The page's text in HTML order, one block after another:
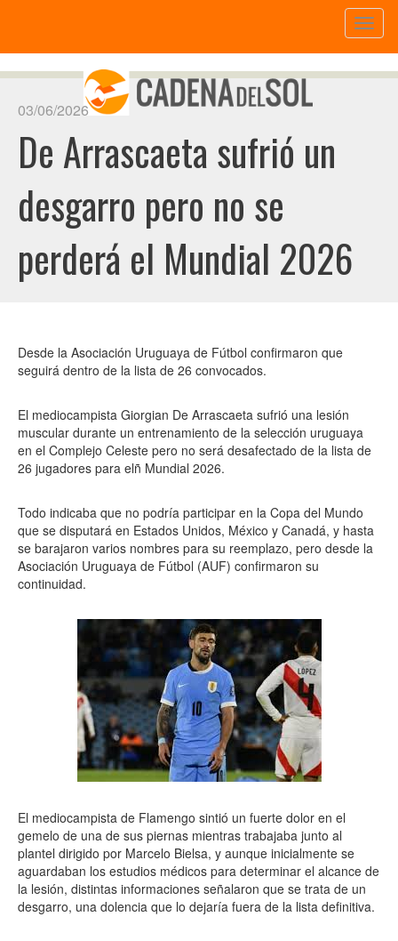
03/06/2026
De Arrascaeta sufrió un
desgarro pero no se
perderá el Mundial 2026
Desde la Asociación Uruguaya de Fútbol confirmaron que
seguirá dentro de la lista de 26 convocados.
El mediocampista Giorgian De Arrascaeta sufrió una lesión
muscular durante un entrenamiento de la selección uruguaya
en el Complejo Celeste pero no será desafectado de la lista de
26 jugadores para elñ Mundial 2026.
Todo indicaba que no podría participar en la Copa del Mundo
que se disputará en Estados Unidos, México y Canadá, y hasta
se barajaron varios nombres para su reemplazo, pero desde la
Asociación Uruguaya de Fútbol (AUF) confirmaron su
continuidad.
El mediocampista de Flamengo sintió un fuerte dolor en el
gemelo de una de sus piernas mientras trabajaba junto al
plantel dirigido por Marcelo Bielsa, y aunque inicialmente se
aguardaban los estudios médicos para determinar el alcance de
la lesión, distintas informaciones señalaron que se trata de un
desgarro, una dolencia que lo dejaría fuera de la lista definitiva.